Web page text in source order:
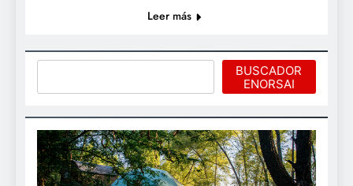
Leer más
BUSCADOR
ENORSAI